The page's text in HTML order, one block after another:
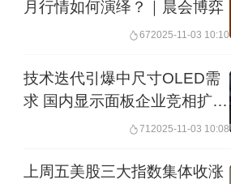
月行情如何演绎？｜晨会博弈
672025-11-03 10:10
技术迭代引爆中尺寸OLED需
求 国内显示面板企业竞相扩产
71 2025-11-03 10:08
上周五美股三大指数集体收涨